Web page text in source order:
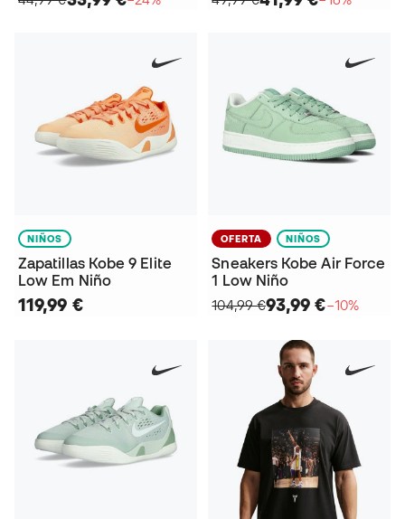
NIÑOS
Zapatillas Kobe 9 Elite
Low Em Niño
119,99 €
OFERTA NIÑOS
Sneakers Kobe Air Force
1 Low Niño
104,99 €93,99 €−10%